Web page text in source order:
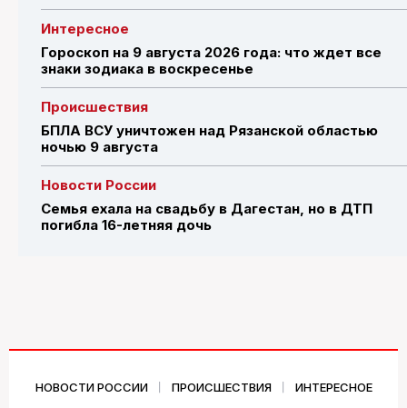
Интересное
Гороскоп на 9 августа 2026 года: что ждет все
знаки зодиака в воскресенье
Происшествия
БПЛА ВСУ уничтожен над Рязанской областью
ночью 9 августа
Новости России
Семья ехала на свадьбу в Дагестан, но в ДТП
погибла 16-летняя дочь
НОВОСТИ РОССИИ ПРОИСШЕСТВИЯ
ИНТЕРЕСНОЕ